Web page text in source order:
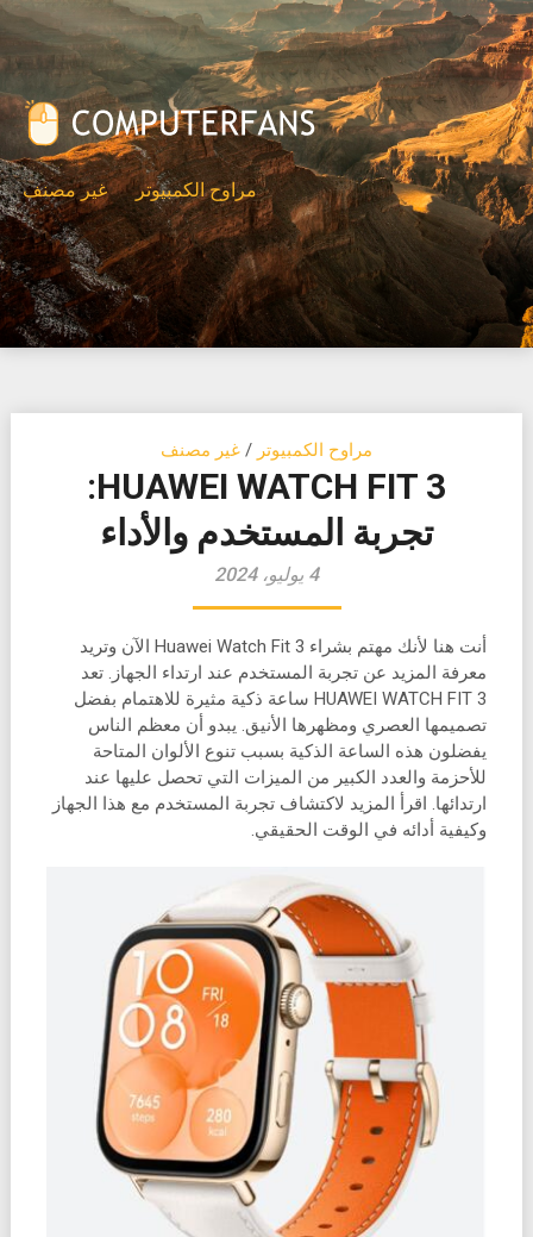
Skip
to
content
مراوح الكمبيوتر غير مصنف
مراوح الكمبيوتر / غير مصنف
HUAWEI WATCH FIT 3:
تجربة المستخدم والأداء
4 يوليو، 2024
أنت هنا لأنك مهتم بشراء Huawei Watch Fit 3 الآن وتريد
معرفة المزيد عن تجربة المستخدم عند ارتداء الجهاز. تعد
HUAWEI WATCH FIT 3 ساعة ذكية مثيرة للاهتمام بفضل
تصميمها العصري ومظهرها الأنيق. يبدو أن معظم الناس
يفضلون هذه الساعة الذكية بسبب تنوع الألوان المتاحة
للأحزمة والعدد الكبير من الميزات التي تحصل عليها عند
ارتدائها. اقرأ المزيد لاكتشاف تجربة المستخدم مع هذا الجهاز
وكيفية أدائه في الوقت الحقيقي.